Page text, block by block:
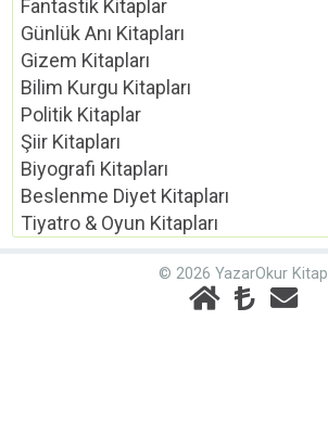
Fantastik Kitaplar
Günlük Anı Kitapları
Gizem Kitapları
Bilim Kurgu Kitapları
Politik Kitaplar
Şiir Kitapları
Biyografi Kitapları
Beslenme Diyet Kitapları
Tiyatro & Oyun Kitapları
© 2026 YazarOkur Kitap